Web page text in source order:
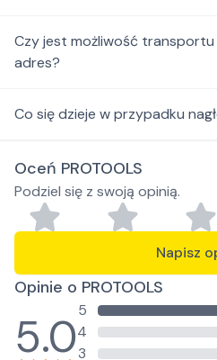
Czy jest możliwość
adres?
Co się dzieje w przypadku
Oceń PROTOOLS
Podziel się z swoją opinią.
Napisz
Opinie o PROTOOLS
5.05
4
3